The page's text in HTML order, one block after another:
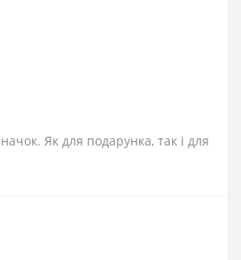
Як для подарунка, так і для